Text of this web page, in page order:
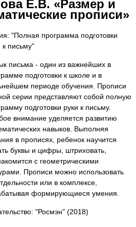
Е.В. «Размер и
прописи»
"Полная программа подготовки
к письму"
письма - один из важнейших в
подготовки к школе и в
периоде обучения. Прописи
серии представляют собой полную
подготовки руки к письму.
внимание уделяется развитию
навыков. Выполняя
в прописях, ребенок научится
буквы и цифры, штриховать,
с геометрическими
Прописи можно использовать
или в комплексе,
формирующиеся умения.
"Росмэн" (2018)